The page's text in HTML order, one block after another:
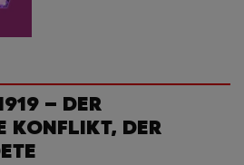
– DER
KONFLIKT, DER